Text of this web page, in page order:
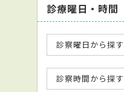
診療曜日・時間
診察曜日から探す
診察時間から探す